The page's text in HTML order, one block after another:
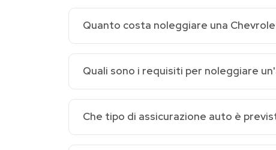
Quanto costa noleggiare una
Quali sono i requisiti per noleggiare
Che tipo di assicurazione auto è